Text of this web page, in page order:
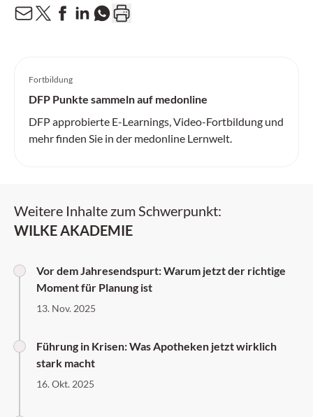
Fortbildung
DFP Punkte sammeln auf medonline
DFP approbierte E-Learnings, Video-Fortbildung und
mehr finden Sie in der medonline Lernwelt.
Weitere Inhalte zum Schwerpunkt:
WILKE AKADEMIE
Vor dem Jahresendspurt: Warum jetzt der richtige
Moment für Planung ist
13. Nov. 2025
Führung in Krisen: Was Apotheken jetzt wirklich
stark macht
16. Okt. 2025